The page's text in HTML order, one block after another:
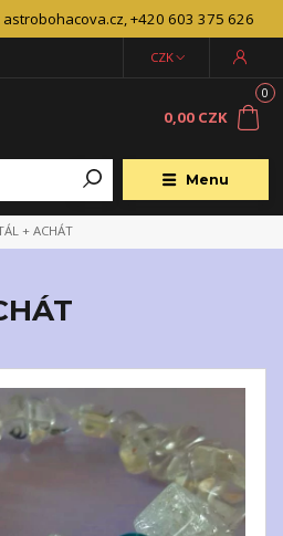
+420 603 375 626
Menu
CZK
0
0,00 CZK
+ ACHÁT